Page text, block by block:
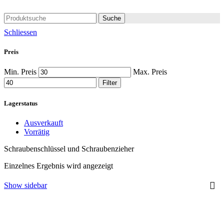
Suche
Schliessen
Preis
Min. Preis Max. Preis
Filter
Lagerstatus
Ausverkauft
Vorrätig
Schraubenschlüssel und Schraubenzieher
Einzelnes Ergebnis wird angezeigt
Show sidebar